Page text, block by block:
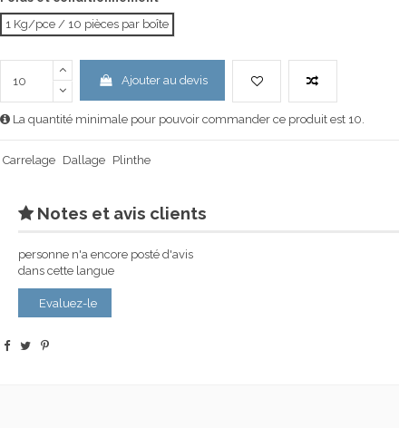
1 Kg/pce / 10 pièces par boîte
Ajouter au devis
La quantité minimale pour pouvoir commander ce produit est 10.
Carrelage Dallage Plinthe
Notes et avis clients
personne n'a encore posté d'avis
dans cette langue
Evaluez-le